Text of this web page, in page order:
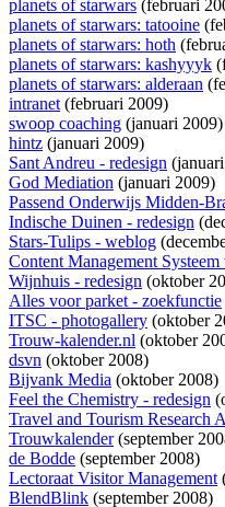
planets of starwars (februari
planets of starwars: tatooine
planets of starwars: hoth
planets of starwars: kashyyyk
planets of starwars: alderaan
intranet(februari 2009)
swoop coaching (januari 2009)
hintz (januari 2009)
Sant Andreu - redesign
God Mediation (januari 2009)
Passend Onderwijs Midden-
Indische Duinen - redesign
Stars-Tulips - weblog
Content Management Systeem
Wijnhuis - redesign (oktober
Alles voor parket - zoekfunctie
ITSC - photogallery (oktober
Trouw-kalender.nl (oktober
dsvn (oktober 2008)
Bijvank Media (oktober 2008)
Feel the Chemistry - redesign
Travel and Tourism Research
Trouwkalender(september
de Bodde (september 2008)
Lectoraat Visitor Management
BlendBlink (september 2008)